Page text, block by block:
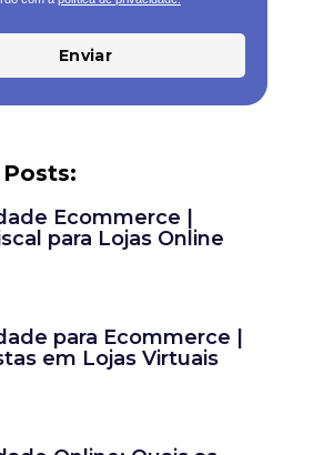
Enviar
Ecommerce |
para Lojas Online
para Ecommerce |
em Lojas Virtuais